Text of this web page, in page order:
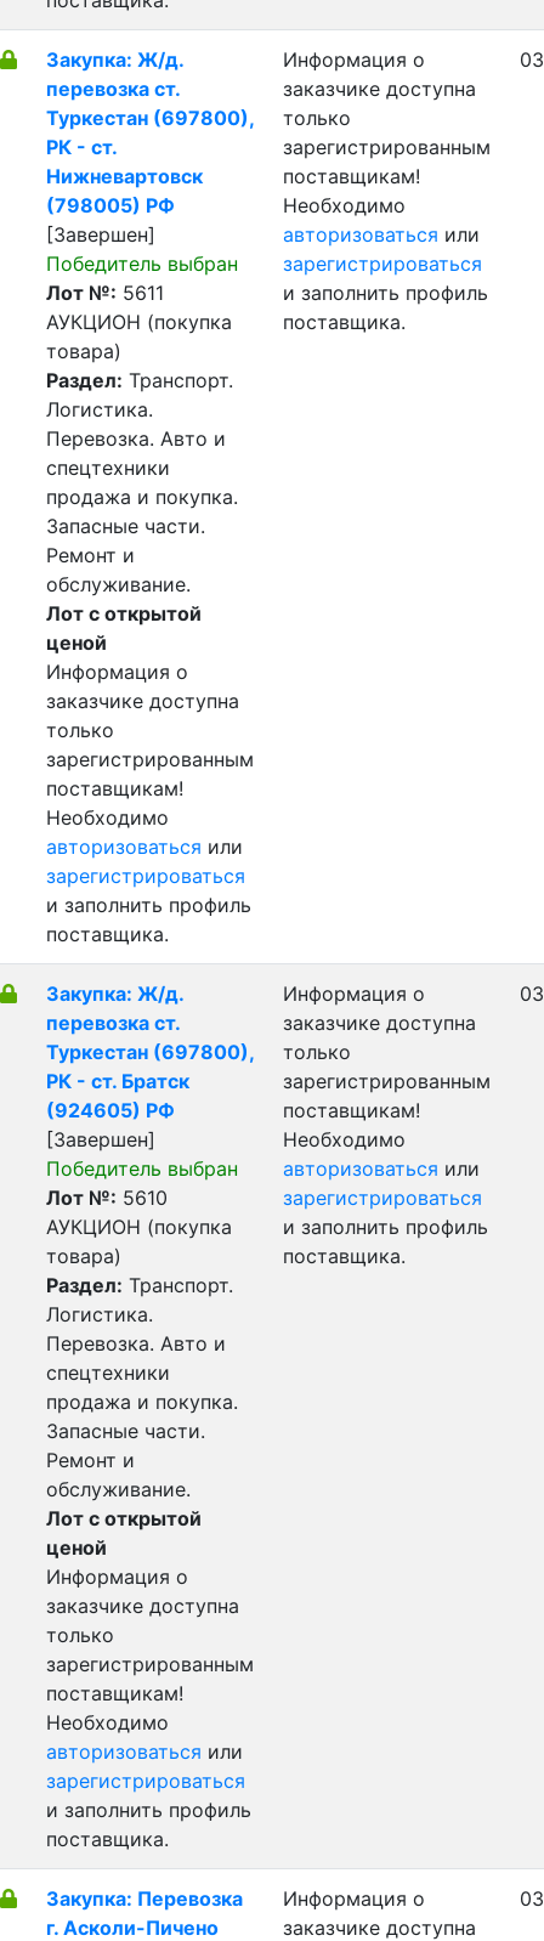
Закупка: Ж/д.
перевозка ст.
Туркестан (697800),
РК - ст.
Нижневартовск
(798005) РФ
[Завершен]
Победитель выбран
Лот №: 5611
АУКЦИОН (покупка
товара)
Раздел: Транспорт.
Логистика.
Перевозка. Авто и
спецтехники
продажа и покупка.
Запасные части.
Ремонт и
обслуживание.
Лот с открытой
ценой
Информация о
заказчике доступна
только
зарегистрированным
поставщикам!
Необходимо
авторизоваться или
зарегистрироваться
и заполнить профиль
поставщика.
Информация о
заказчике доступна
только
зарегистрированным
поставщикам!
Необходимо
авторизоваться или
зарегистрироваться
и заполнить профиль
поставщика.
Закупка: Ж/д.
перевозка ст.
Туркестан (697800),
РК - ст. Братск
(924605) РФ
[Завершен]
Победитель выбран
Лот №: 5610
АУКЦИОН (покупка
товара)
Раздел: Транспорт.
Логистика.
Перевозка. Авто и
спецтехники
продажа и покупка.
Запасные части.
Ремонт и
обслуживание.
Лот с открытой
ценой
Информация о
заказчике доступна
только
зарегистрированным
поставщикам!
Необходимо
авторизоваться или
зарегистрироваться
и заполнить профиль
поставщика.
Информация о
заказчике доступна
только
зарегистрированным
поставщикам!
Необходимо
авторизоваться или
зарегистрироваться
и заполнить профиль
поставщика.
Закупка: Перевозка
г. Асколи-Пичено
Информация о
заказчике доступна